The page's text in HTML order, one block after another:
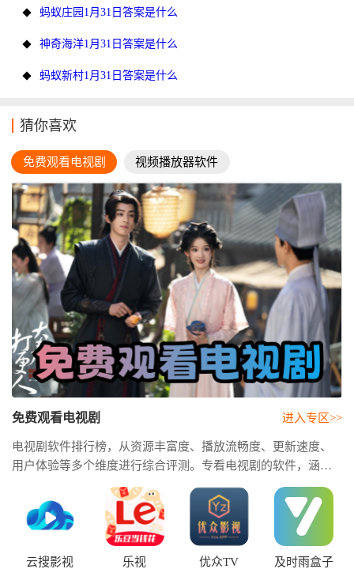
蚂蚁庄园1月31日答案是什么
神奇海洋1月31日答案是什么
蚂蚁新村1月31日答案是什么
猜你喜欢
免费观看电视剧 视频播放器软件
免费观看电视剧
电视剧软件排行榜，从资源丰富度、播放流畅度、更新速度、
用户体验等多个维度进行综合评测。专看电视剧的软件，涵盖
国产剧、韩剧、美剧、日剧以及热门的网短剧等丰富的内容。
看电视剧的好软件，详细介绍各类软件的特色功能、资源优势
和使用体验，帮助用户快速筛选高级质量追剧工具。
进入专区>>
云搜影视 乐视 优众TV 及时雨盒子